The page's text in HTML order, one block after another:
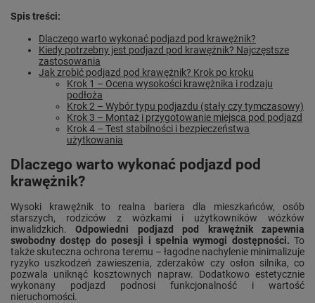
Spis treści:
Dlaczego warto wykonać podjazd pod krawężnik?
Kiedy potrzebny jest podjazd pod krawężnik? Najczęstsze
zastosowania
Jak zrobić podjazd pod krawężnik? Krok po kroku
Krok 1 – Ocena wysokości krawężnika i rodzaju
podłoża
Krok 2 – Wybór typu podjazdu (stały czy tymczasowy)
Krok 3 – Montaż i przygotowanie miejsca pod podjazd
Krok 4 – Test stabilności i bezpieczeństwa
użytkowania
Dlaczego warto wykonać podjazd pod
krawężnik?
Wysoki krawężnik to realna bariera dla mieszkańców, osób
starszych, rodziców z wózkami i użytkowników wózków
inwalidzkich.Odpowiedni podjazd pod krawężnik zapewnia
swobodny dostęp do posesji i spełnia wymogi dostępności. To
także skuteczna ochrona teremu – łagodne nachylenie minimalizuje
ryzyko uszkodzeń zawieszenia, zderzaków czy osłon silnika, co
pozwala uniknąć kosztownych napraw. Dodatkowo estetycznie
wykonany podjazd podnosi funkcjonalność i wartość
nieruchomości.